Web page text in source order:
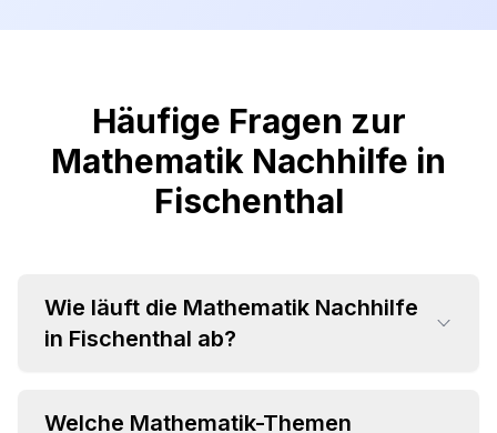
Häufige Fragen zur
Mathematik Nachhilfe in
Fischenthal
Wie läuft die Mathematik Nachhilfe
in Fischenthal ab?
Welche Mathematik-Themen